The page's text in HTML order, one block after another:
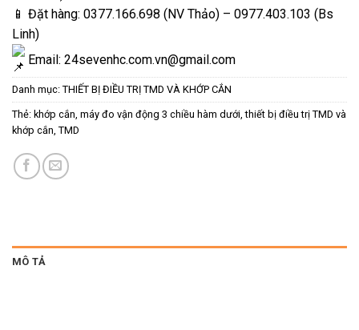
📱 Đặt hàng: 0377.166.698 (NV Thảo) – 0977.403.103 (Bs
Linh)
Email: 24sevenhc.com.vn@gmail.com
Danh mục: THIẾT BỊ ĐIỀU TRỊ TMD VÀ KHỚP CẮN
Thẻ: khớp cắn, máy đo vận động 3 chiều hàm dưới,thiết bị điều trị TMD và
khớp cắn, TMD
MÔ TẢ